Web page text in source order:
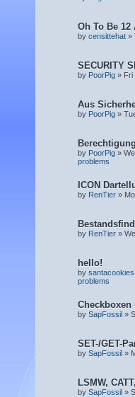
Oh To Be 12
by censittehat »
SECURITY
by PoorPig » Fri
Aus
by PoorPig »
by PoorPig »
problems
ICON
by RenTier »
by RenTier »
hello!
by
problems
by SapFossil »
SET-/GET-
by SapFossil »
LSMW,
by SapFossil »